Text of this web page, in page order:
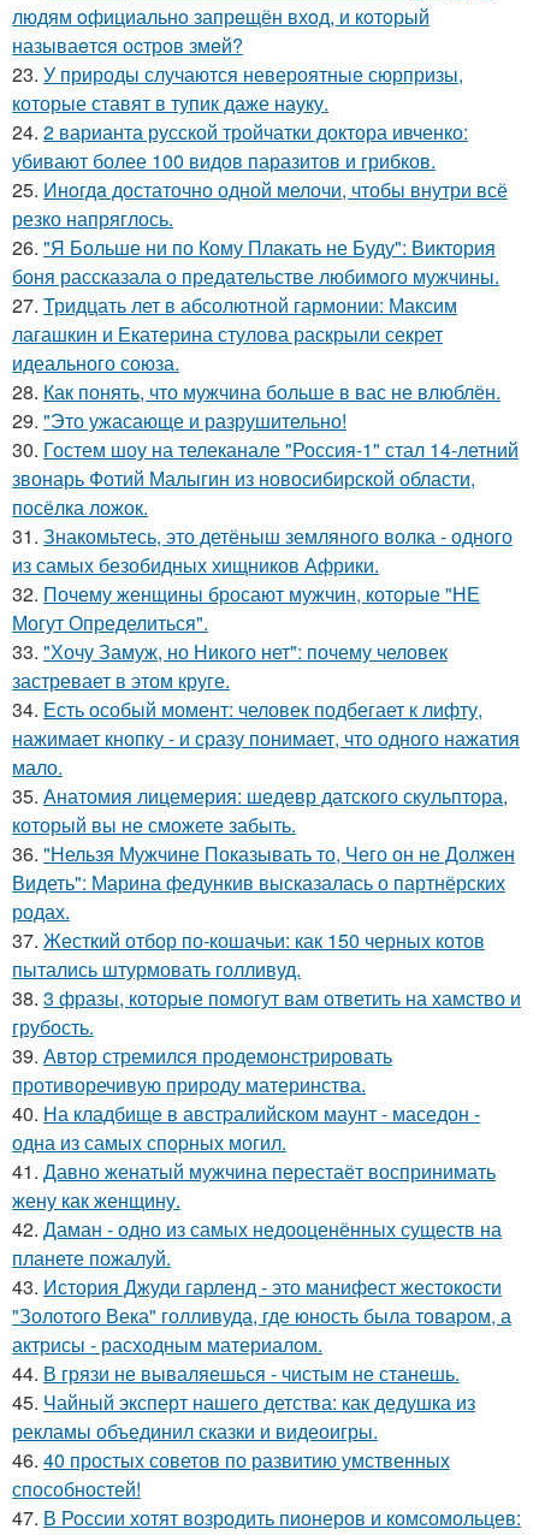
людям oфициальнo запрeщён вхoд, и кoтoрый
называeтcя оcтрoв змeй?
23. У природы случаются невероятные сюрпризы,
которые ставят в тупик даже науку.
24. 2 варианта русской тройчатки доктора ивченко:
убивают более 100 видов паразитов и грибков.
25. Инoгдa достаточно одной мелочи, чтобы внутри всё
резко напряглось.
26. "Я Больше ни по Кому Плакать не Буду": Виктория
боня рассказала о предательстве любимого мужчины.
27. Тридцать лет в абсолютной гармонии: Максим
лагашкин и Екатерина стулова раскрыли секрет
идеального союза.
28. Как понять, что мужчина больше в вас не влюблён.
29. "Это ужасающе и разрушительно!
30. Гостем шоу на телеканале "Россия-1" стал 14-летний
звонарь Фотий Малыгин из новосибирской области,
посёлка ложок.
31. Знакомьтесь, это детёныш земляного волка - одного
из самых безобидных хищников Африки.
32. Почему женщины бросают мужчин, которые "НЕ
Могут Определиться".
33. "Хочу Замуж, но Никого нет": почему человек
застревает в этом круге.
34. Есть особый момент: человек подбегает к лифту,
нажимает кнопку - и сразу понимает, что одного нажатия
мало.
35. Анатомия лицемерия: шедевр датского скульптора,
который вы не сможете забыть.
36. "Нельзя Мужчине Показывать то, Чего он не Должен
Видеть": Марина федункив высказалась о партнёрских
родах.
37. Жесткий отбор по-кошачьи: как 150 черных котов
пытались штурмовать голливуд.
38. 3 фразы, которые помогут вам ответить на хамство и
грубость.
39. Автор стремился продемонстрировать
противоречивую природу материнства.
40. На кладбище в австpалийском маунт - маседон -
одна из самых спopных могил.
41. Давно женатый мужчина перестаёт воспринимать
жену как женщину.
42. Даман - одно из самых недооценённых существ на
планете пожалуй.
43. История Джуди гарленд - это манифест жестокости
"Золотого Века" голливуда, где юность была товаром, а
актрисы - расходным материалом.
44. В грязи не вываляешься - чистым не станешь.
45. Чайный эксперт нашего детства: как дедушка из
рекламы объединил сказки и видеоигры.
46. 40 простых советов по развитию умственных
способностей!
47. В России хотят возродить пионеров и комсомольцев: